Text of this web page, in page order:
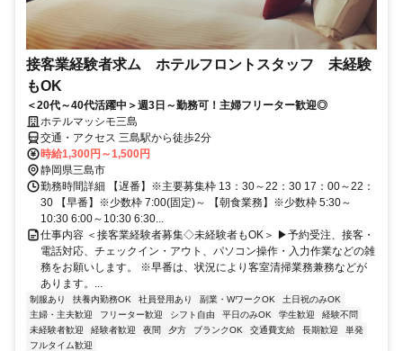
接客業経験者求ム ホテルフロントスタッフ 未経験
もOK
＜20代～40代活躍中＞週3日～勤務可！主婦フリーター歓迎◎
ホテルマッシモ三島
交通・アクセス 三島駅から徒歩2分
時給1,300円～1,500円
静岡県三島市
勤務時間詳細 【遅番】※主要募集枠 13：30～22：30 17：00～22：
30 【早番】※少数枠 7:00(固定)～ 【朝食業務】※少数枠 5:30～
10:30 6:00～10:30 6:30...
仕事内容 ＜接客業経験者募集◇未経験者もOK＞ ▶予約受注、接客・
電話対応、チェックイン・アウト、パソコン操作・入力作業などの雑
務をお願いします。 ※早番は、状況により客室清掃業務兼務などが
あります。...
制服あり 扶養内勤務OK 社員登用あり 副業・WワークOK
土日祝のみOK
主婦・主夫歓迎
フリーター歓迎 シフト自由 平日のみOK 学生歓迎
経験不問
未経験者歓迎
経験者歓迎 夜間 夕方 ブランクOK 交通費支給 長期歓迎
単発
フルタイム歓迎